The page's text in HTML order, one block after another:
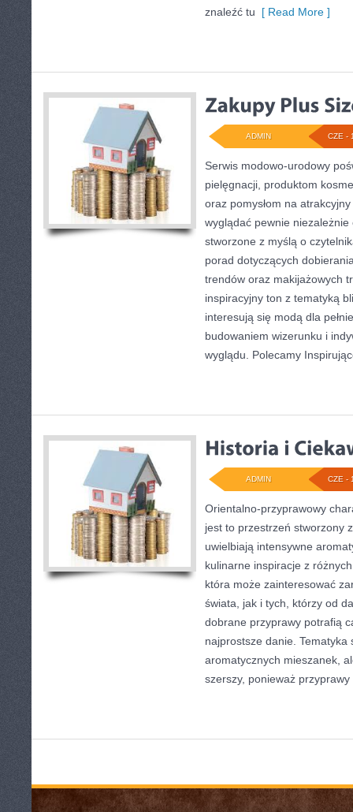
znaleźć tu [ Read More ]
CZE -
ADMIN
Serwis modowo-urodowy
pielęgnacji, produktom
oraz pomysłom na
wyglądać pewnie niezależnie
stworzone z myślą o
porad dotyczących
trendów oraz makijażowych
inspiracyjny ton z tematyką
interesują się modą dla
budowaniem wizerunku i
wyglądu. Polecamy
CZE -
ADMIN
Orientalno-przyprawowy
jest to przestrzeń stworzony
uwielbiają intensywne
kulinarne inspiracje z
która może zainteresować
świata, jak i tych, którzy od
dobrane przyprawy potrafią
najprostsze danie. Tematyka
aromatycznych mieszanek,
szerszy, ponieważ przyprawy